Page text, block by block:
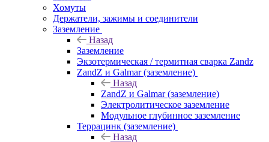
Хомуты
Держатели, зажимы и соединители
Заземление
Назад
Заземление
Экзотермическая / термитная сварка Zandz
ZandZ и Galmar (заземление)
Назад
ZandZ и Galmar (заземление)
Электролитическое заземление
Модульное глубинное заземление
Террацинк (заземление)
Назад